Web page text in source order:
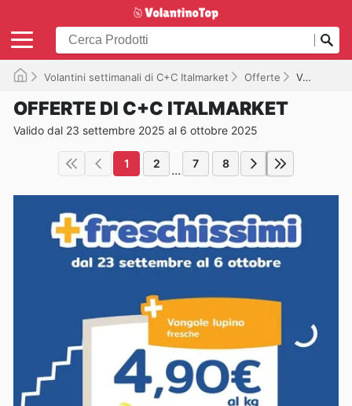
Volantini settimanali di C+C Italmarket Offerte Valido fino al 06/10/2025
OFFERTE DI C+C ITALMARKET
Valido dal 23 settembre 2025 al 6 ottobre 2025
1 2 ... 7 8